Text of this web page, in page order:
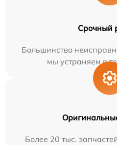
Срочный
Большинство
мы устраняем в
Более 20 тыс.